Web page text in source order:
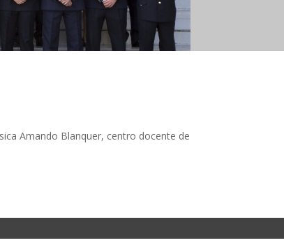
Amando Blanquer, centro docente de